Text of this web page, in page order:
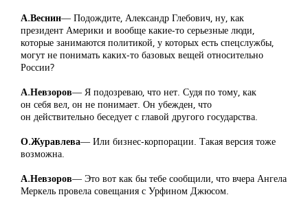
А.Веснин― Подождите, Александр Глебович, ну, как
президент Америки и вообще какие-то серьезные люди,
которые занимаются политикой, у которых есть спецслужбы,
могут не понимать каких-то базовых вещей относительно
России?
А.Невзоров― Я подозреваю, что нет. Судя по тому, как
он себя вел, он не понимает. Он убежден, что
он действительно беседует с главой другого государства.
О.Журавлева― Или бизнес-корпорации. Такая версия тоже
возможна.
А.Невзоров― Это вот как бы тебе сообщили, что вчера Ангела
Меркель провела совещания с Урфином Джюсом.